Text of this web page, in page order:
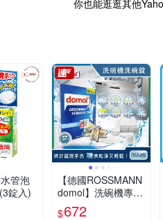
你也能逛逛其他
管泡
錠入)
【德國ROSSMANN
domol】洗碗機專用
洗碗清潔錠60顆/盒
$672